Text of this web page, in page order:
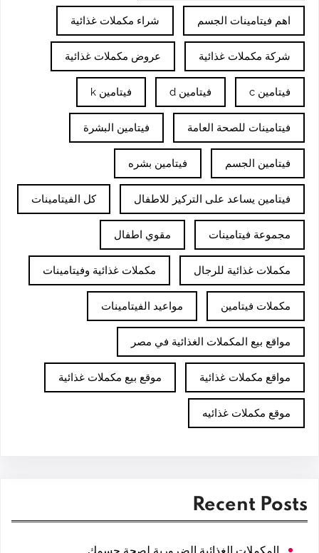
اهم فيتامينات الجسم شراء مكملات غذائية
شركة مكملات غذائية عروض مكملات غذائية
فيتامين c فيتامين d فيتامين k
فيتامينات للصحة العامة فيتامين البشرة
فيتامين الجسم فيتامين بشره
فيتامين يساعد على التركيز للاطفال كل الفيتامينات
مجموعة فيتامينات مقوي اطفال
مكملات غذائية للرجال مكملات غذائية وفيتامينات
مكملات فيتامين مواعيد الفيتامينات
مواقع بيع المكملات الغذائية في مصر
مواقع مكملات غذائية موقع بيع مكملات غذائية
موقع مكملات غذائيه
Recent Posts